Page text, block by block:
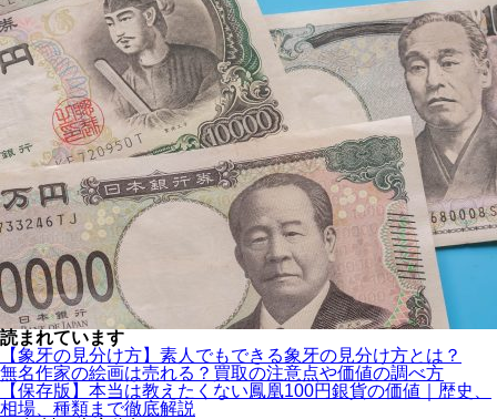
読まれています
【象牙の見分け方】素人でもできる象牙の見分け方とは？
無名作家の絵画は売れる？買取の注意点や価値の調べ方
【保存版】本当は教えたくない鳳凰100円銀貨の価値｜歴史、
相場、種類まで徹底解説